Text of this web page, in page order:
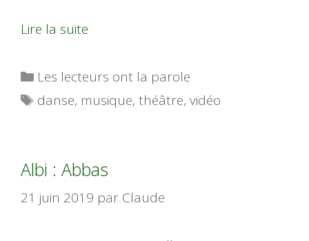
Lire la suite
Catégories
Les lecteurs ont la parole
Étiquettes
danse, musique,théâtre,vidéo
Albi : Abbas
21 juin 2019 par Claude